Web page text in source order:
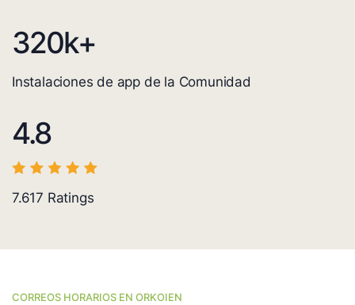
320k+
Instalaciones de app de la Comunidad
4.8
7.617 Ratings
CORREOS HORARIOS EN ORKOIEN